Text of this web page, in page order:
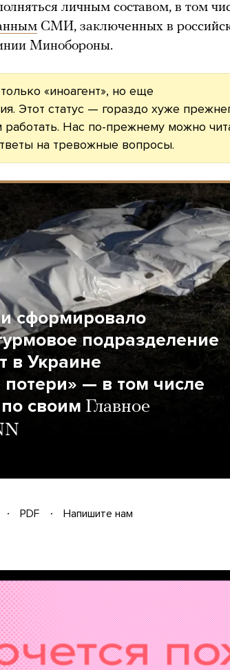
личным составом, в том
СМИ, заключенных в
Минобороны.
«иноагент», но еще
Этот статус — гораздо хуже
Нас по-прежнему можно
на тревожные вопросы.
сформировало
подразделение
в Украине
потери» — в том числе
своим Главное
PDF
Напишите нам